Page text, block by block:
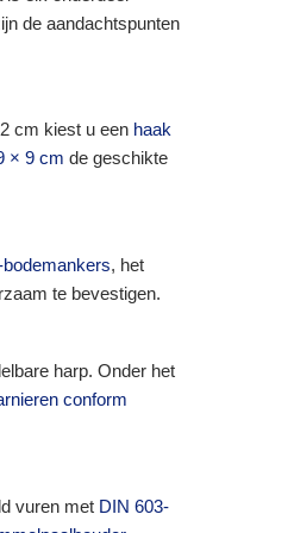
de aandachtspunten
cm kiest u een haak
× 9 cm de geschikte
, het
te bevestigen.
harp. Onder het
conform
vuren met DIN 603-